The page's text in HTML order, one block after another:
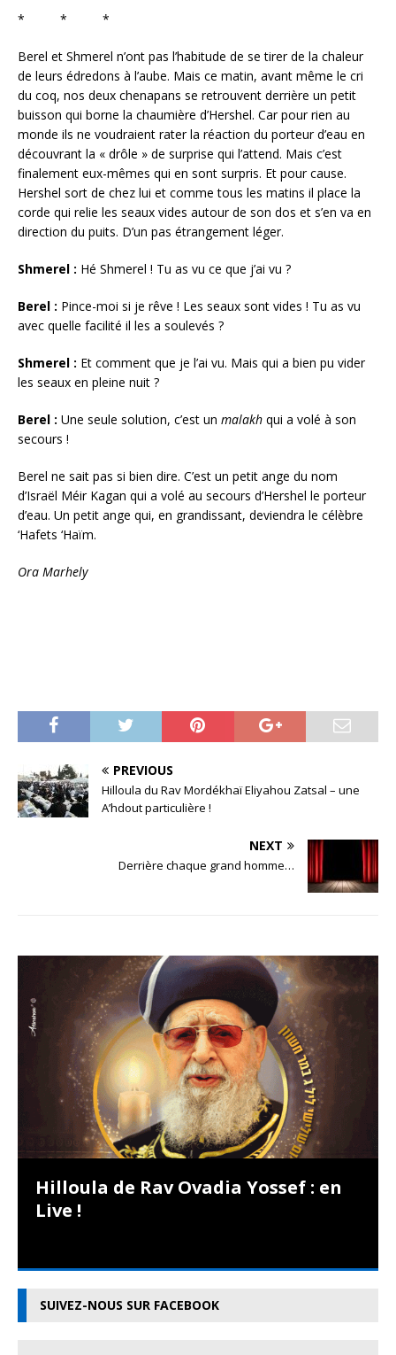
* * *
Berel et Shmerel n’ont pas l’habitude de se tirer de la chaleur
de leurs édredons à l’aube. Mais ce matin, avant même le cri
du coq, nos deux chenapans se retrouvent derrière un petit
buisson qui borne la chaumière d’Hershel. Car pour rien au
monde ils ne voudraient rater la réaction du porteur d’eau en
découvrant la « drôle » de surprise qui l’attend. Mais c’est
finalement eux-mêmes qui en sont surpris. Et pour cause.
Hershel sort de chez lui et comme tous les matins il place la
corde qui relie les seaux vides autour de son dos et s’en va en
direction du puits. D’un pas étrangement léger.
Shmerel : Hé Shmerel ! Tu as vu ce que j’ai vu ?
Berel : Pince-moi si je rêve ! Les seaux sont vides ! Tu as vu
avec quelle facilité il les a soulevés ?
Shmerel : Et comment que je l’ai vu. Mais qui a bien pu vider
les seaux en pleine nuit ?
Berel : Une seule solution, c’est un malakh qui a volé à son
secours !
Berel ne sait pas si bien dire. C’est un petit ange du nom
d’Israël Méir Kagan qui a volé au secours d’Hershel le porteur
d’eau. Un petit ange qui, en grandissant, deviendra le célèbre
‘Hafets ‘Haïm.
Ora Marhely
PREVIOUS
Hilloula du Rav Mordékhaï Eliyahou Zatsal – une
A’hdout particulière !
NEXT
Derrière chaque grand homme…
Hilloula de Rav Ovadia Yossef : en
Live !
SUIVEZ-NOUS SUR FACEBOOK